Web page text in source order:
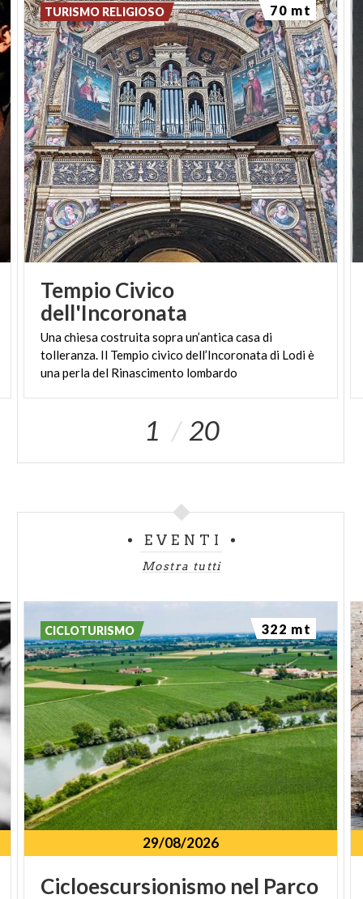
Tempio Civico
dell'Incoronata
Una chiesa costruita sopra un’antica casa di
tolleranza. Il Tempio civico dell’Incoronata di Lodi è
una perla del Rinascimento lombardo
TURISMO RELIGIOSO 70 mt
1 20
EVENTI
Mostra tutti
29/08/2026
Cicloescursionismo nel Parco
CICLOTURISMO 322 mt